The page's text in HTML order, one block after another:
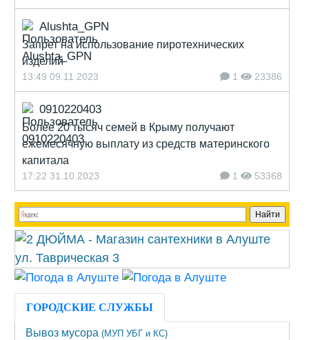
Alushta_GPN
Запрет на использование пиротехнических
изделий
13:49 09.11.2023 1 23386
0910220403
Более 20 тысяч семей в Крыму получают
ежемесячную выплату из средств материнского
капитала
17:22 31.10.2023 1 53368
ГОРОДСКИЕ СЛУЖБЫ
Вывоз мусора (МУП УБГ и КС)